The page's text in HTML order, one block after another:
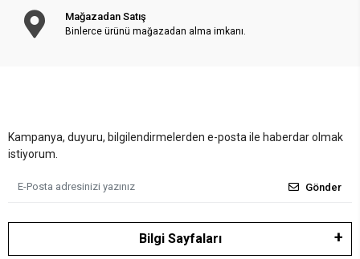
Mağazadan Satış
Binlerce ürünü mağazadan alma imkanı.
Kampanya, duyuru, bilgilendirmelerden e-posta ile haberdar olmak
istiyorum.
Gönder
Bilgi Sayfaları